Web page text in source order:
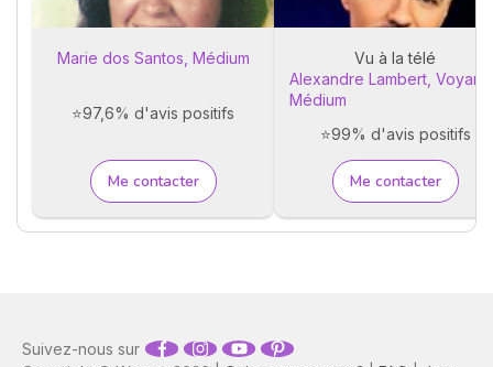
Marie dos Santos, Médium
⭐97,6% d'avis positifs
Me contacter
Vu à la télé
Alexandre Lambert, Voyant
Médium
⭐99% d'avis positifs
Me contacter
Suivez-nous sur